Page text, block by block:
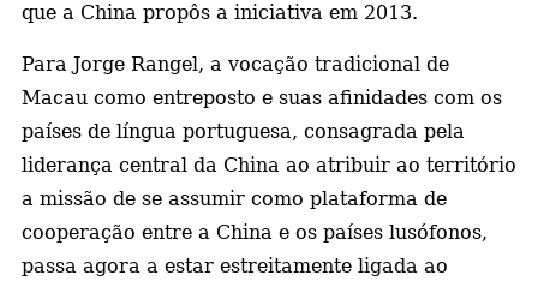
que a China propôs a iniciativa em 2013.
Para Jorge Rangel, a vocação tradicional de
Macau como entreposto e suas afinidades com os
países de língua portuguesa, consagrada pela
liderança central da China ao atribuir ao território
a missão de se assumir como plataforma de
cooperação entre a China e os países lusófonos,
passa agora a estar estreitamente ligada ao